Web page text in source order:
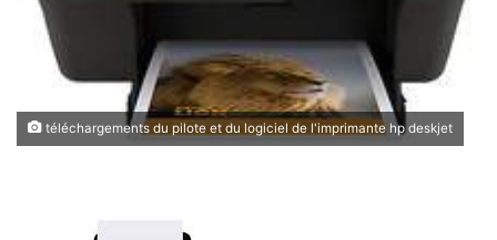
téléchargements du pilote et du logiciel de l'imprimante hp deskjet